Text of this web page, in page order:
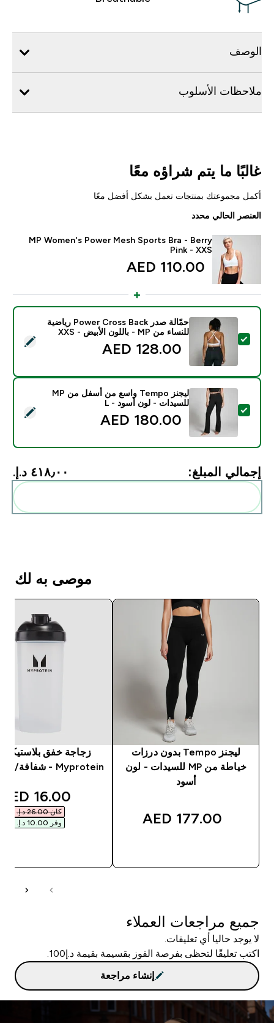
الوصف
ملاحظات الأسلوب
غالبًا ما يتم شراؤه معًا
أكمل مجموعتك بمنتجات تعمل بشكل أفضل معًا
العنصر الحالي محدد
MP Women's Power Mesh Sports Bra - Berry
Pink - XXS
110.00 AED‎
تحديد هذا المنتج - حمّالة صدر Power Cross Back رياضية للنساء من MP - باللون الأبيض - XXS
حمّالة صدر Power Cross Back رياضية
للنساء من MP - باللون الأبيض - XXS
128.00 AED‎
تحديد هذا المنتج - ليجنز Tempo واسع من أسفل من MP للسيدات - لون أسود - L
ليجنز Tempo واسع من أسفل من MP
للسيدات - لون أسود - L
180.00 AED‎
إجمالي المبلغ: ٤١٨٫٠٠ د.إ.‏‎
موصى به لك
ليجنز Tempo بدون درزات
خياطة من MP للسيدات - لون
أسود
177.00 AED‎
زجاجة خفق
Myprotein - شفافة/ لون أسود
price
16.00 AED‎
كان ‏26.00 د.إ.‏‎
وفر ‏10.00 د.إ.‏‎
جميع مراجعات العملاء
لا يوجد حاليا أي تعليقات.
اكتب تعليقًا لتحظى بفرصة الفوز بقسيمة بقيمة د.إ100.
إنشاء مراجعة